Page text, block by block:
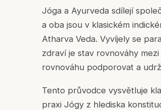
Jóga a Ayurveda sdílejí
a oba jsou v klasickém
Atharva Veda. Vyvíjely se
zdraví je stav rovnováhy
rovnováhu podporovat a
Tento průvodce vysvětluje
praxi Jógy z hlediska